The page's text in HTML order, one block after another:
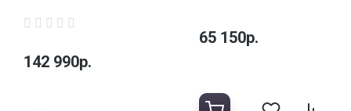
142 990р.
65 150р.